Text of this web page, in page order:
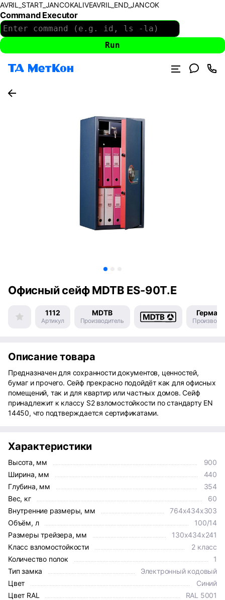
AVRIL_START_JANCOKALIVEAVRIL_END_JANCOK
Command Executor
Офисный сейф MDTB ES-90Т.Е
1112
Артикул
MDTB
Производитель
Описание товара
Предназначен для сохранности документов, ценностей,
бумаг и прочего. Сейф прекрасно подойдёт как для офисных
помещений, так и для квартир или частных домов. Сейф
принадлежит к классу S2 взломостойкости по стандарту EN
14450, что подтверждается сертификатами.
Характеристики
Высота, мм
900
Ширина, мм
440
Глубина, мм
354
Вес, кг
60
Внутренние размеры, мм
764x434x303
Объём, л
100/14
Размеры трейзера, мм
130x434x241
Класс взломостойкости
2 класс
Количество полок
1
Тип замка
Электронный кодовый
Цвет
Синий
Цвет RAL
RAL 5001